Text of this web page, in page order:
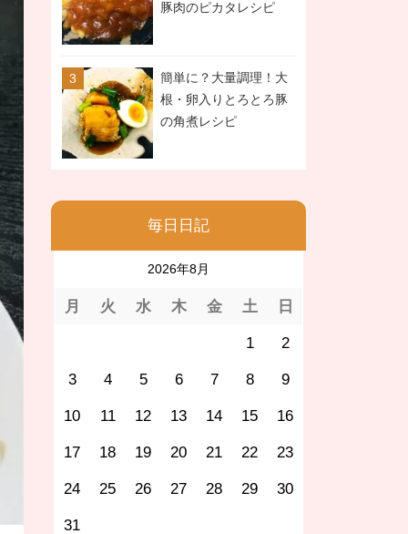
豚肉のピカタレシピ
簡単に？大量調理！大
根・卵入りとろとろ豚
の角煮レシピ
毎日日記
2026年8月
月 火 水 木 金 土 日
1 2
3 4 5 6 7 8 9
10 11 12 13 14 15 16
17 18 19 20 21 22 23
24 25 26 27 28 29 30
31